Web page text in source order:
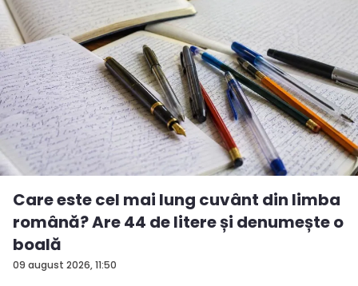
09 august 2026, 11:50
Care este cel mai lung cuvânt din limba
română? Are 44 de litere și denumește o
boală